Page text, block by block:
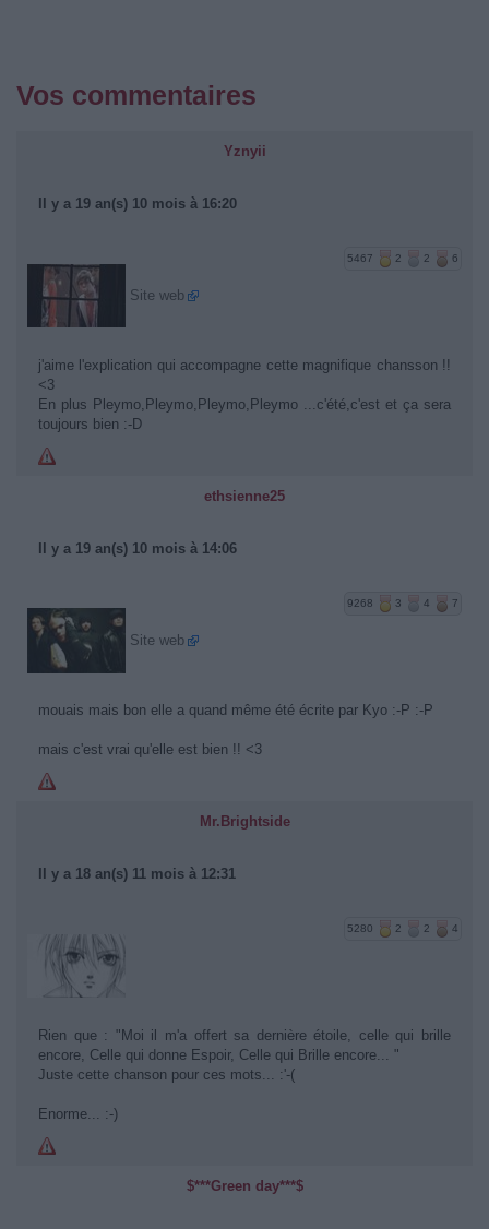
Vos commentaires
Yznyii
Il y a 19 an(s) 10 mois à 16:20
5467 2 2 6
Site web
j'aime l'explication qui accompagne cette magnifique chansson !!
<3
En plus Pleymo,Pleymo,Pleymo,Pleymo ...c'été,c'est et ça sera
toujours bien :-D
ethsienne25
Il y a 19 an(s) 10 mois à 14:06
9268 3 4 7
Site web
mouais mais bon elle a quand même été écrite par Kyo :-P :-P
mais c'est vrai qu'elle est bien !! <3
Mr.Brightside
Il y a 18 an(s) 11 mois à 12:31
5280 2 2 4
Rien que : "Moi il m'a offert sa dernière étoile, celle qui brille
encore, Celle qui donne Espoir, Celle qui Brille encore... "
Juste cette chanson pour ces mots... :'-(
Enorme... :-)
$***Green day***$